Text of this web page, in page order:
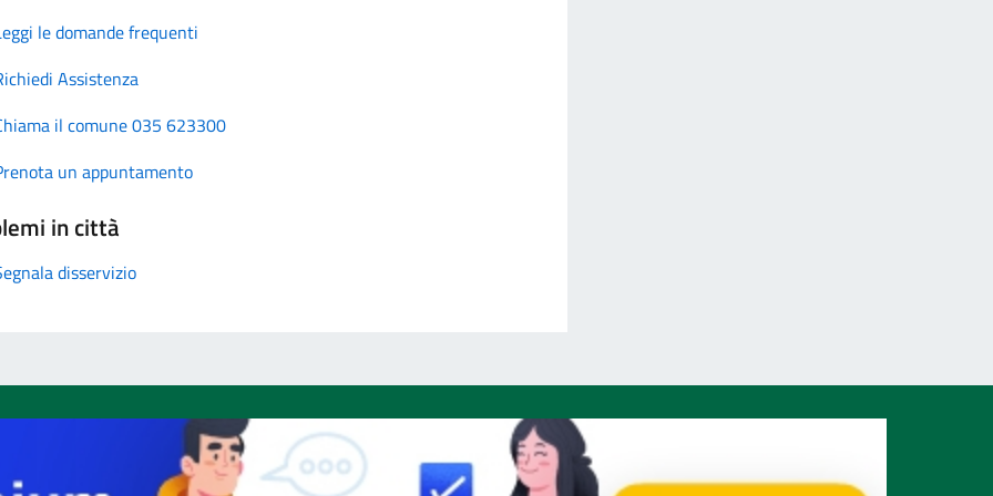
le domande frequenti
Assistenza
il comune 035 623300
un appuntamento
in città
disservizio